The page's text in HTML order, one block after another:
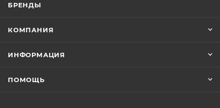
БРЕНДЫ
КОМПАНИЯ
ИНФОРМАЦИЯ
ПОМОЩЬ